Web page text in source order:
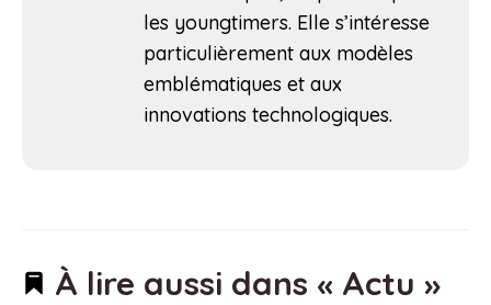
les youngtimers. Elle s’intéresse
particulièrement aux modèles
emblématiques et aux
innovations technologiques.
À lire aussi dans « Actu »